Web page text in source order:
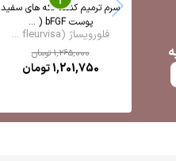
سرم ترمیم کننده لکه های سفید
پوست bFGF ( ...
فلورویساژ (fleurvisa ...
1,265,000تومان
1,201,750تومان